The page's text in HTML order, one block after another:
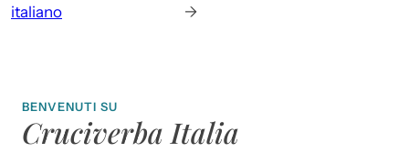
italiano
→
BENVENUTI SU
Cruciverba Italia